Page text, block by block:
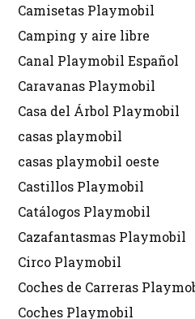
Camisetas Playmobil
Camping y aire libre
Canal Playmobil Español
Caravanas Playmobil
Casa del Árbol Playmobil
casas playmobil
casas playmobil oeste
Castillos Playmobil
Catálogos Playmobil
Cazafantasmas Playmobil
Circo Playmobil
Coches de Carreras
Coches Playmobil